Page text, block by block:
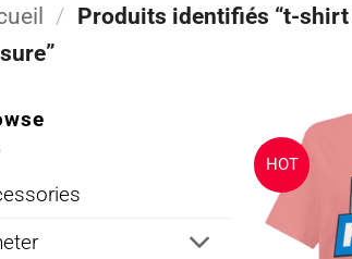
/ Produits identifiés “t-
HOT